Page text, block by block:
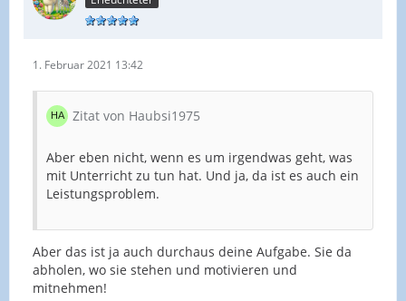
dass du eine Methode wählen sollst, die einen
bringt.
Du hast noch mehrere Unterrichtsstunden bis zum
gestalten, dass das möglich ist ... oder du zeigst im
UB, dass es dir nicht möglich ist und musst mit der
Konsequenz der Bewertung leben.
1. Februar 2021 13:42
Zitat von Haubsi1975
Aber eben nicht, wenn es um irgendwas geht, was
mit Unterricht zu tun hat. Und ja, da ist es auch ein
Leistungsproblem.
Aber das ist ja auch durchaus deine Aufgabe. Sie da
abholen, wo sie stehen und motivieren und
mitnehmen!